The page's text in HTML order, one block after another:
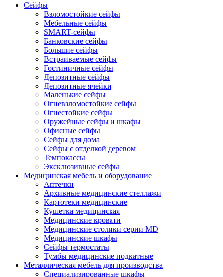
Сейфы
Взломостойкие сейфы
Мебельные сейфы
SMART-сейфы
Банковские сейфы
Большие сейфы
Встраиваемые сейфы
Гостиничные сейфы
Депозитные сейфы
Депозитные ячейки
Маленькие сейфы
Огневзломостойкие сейфы
Огнестойкие сейфы
Оружейные сейфы и шкафы
Офисные сейфы
Сейфы для дома
Сейфы с отделкой деревом
Темпокассы
Эксклюзивные сейфы
Медицинская мебель и оборудование
Аптечки
Архивные медицинские стеллажи
Картотеки медицинские
Кушетка медицинская
Медицинские кровати
Медицинские столики серии MD
Медицинские шкафы
Сейфы термостаты
Тумбы медицинские подкатные
Металлическая мебель для производства
Cпециализированные шкафы